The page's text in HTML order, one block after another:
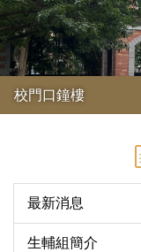
區
校門口鐘樓
最新消息
生輔組簡介